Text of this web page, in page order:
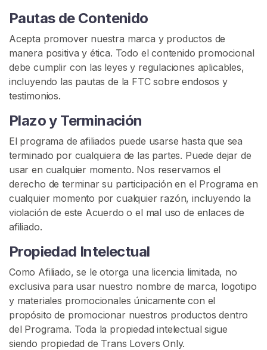
Pautas de Contenido
Acepta promover nuestra marca y productos de
manera positiva y ética. Todo el contenido promocional
debe cumplir con las leyes y regulaciones aplicables,
incluyendo las pautas de la FTC sobre endosos y
testimonios.
Plazo y Terminación
El programa de afiliados puede usarse hasta que sea
terminado por cualquiera de las partes. Puede dejar de
usar en cualquier momento. Nos reservamos el
derecho de terminar su participación en el Programa en
cualquier momento por cualquier razón, incluyendo la
violación de este Acuerdo o el mal uso de enlaces de
afiliado.
Propiedad Intelectual
Como Afiliado, se le otorga una licencia limitada, no
exclusiva para usar nuestro nombre de marca, logotipo
y materiales promocionales únicamente con el
propósito de promocionar nuestros productos dentro
del Programa. Toda la propiedad intelectual sigue
siendo propiedad de Trans Lovers Only.
n
C
o
m
u
n
i
d
a
d
T
r
a
n
T
r
a
n
s
P